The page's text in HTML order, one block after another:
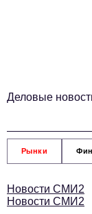
Видео
Электронные
info@business-
Отдел рекламы
Деловые
Рынки
Новости СМИ2
Новости СМИ2